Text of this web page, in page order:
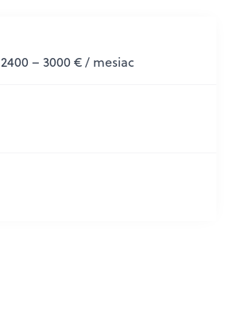
2400 – 3000 € / mesiac